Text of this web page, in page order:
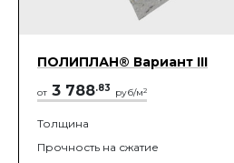
ПОЛИПЛАН® Вариант III
от 3 788.83 руб/м2
Толщина
Прочность на сжатие